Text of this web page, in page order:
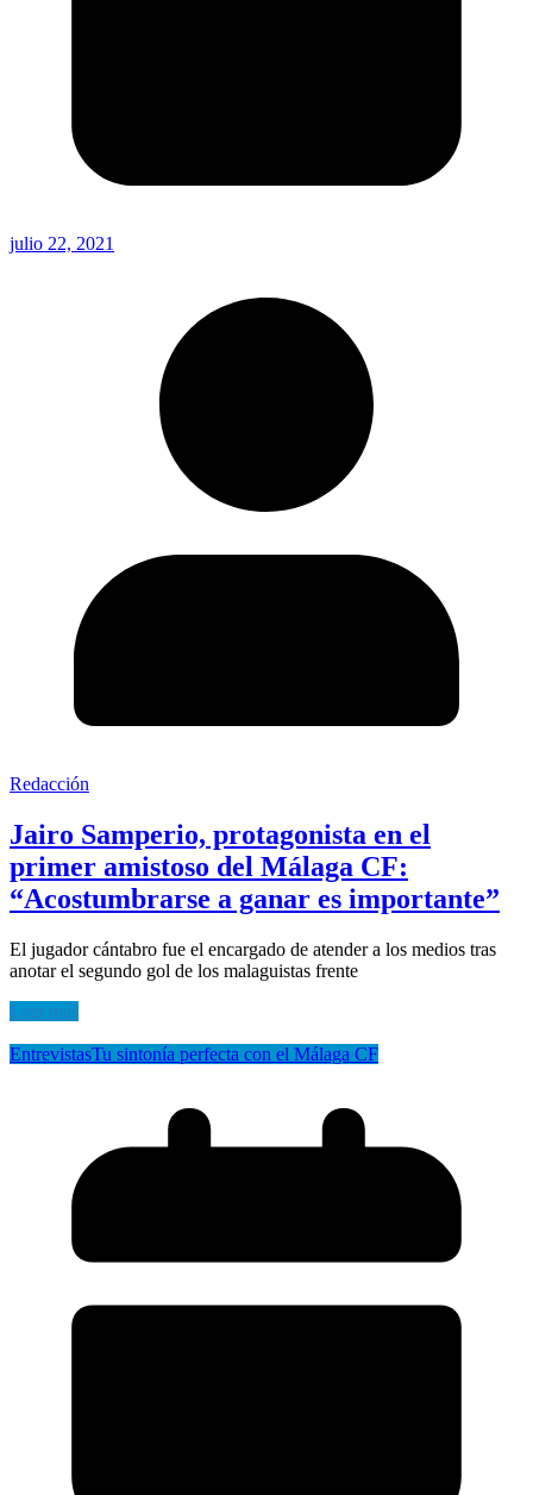
julio 22, 2021
Redacción
Jairo Samperio, protagonista en el
primer amistoso del Málaga CF:
“Acostumbrarse a ganar es importante”
El jugador cántabro fue el encargado de atender a los medios tras
anotar el segundo gol de los malaguistas frente
Leer más
EntrevistasTu sintonía perfecta con el Málaga CF